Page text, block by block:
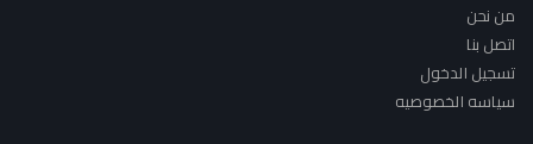
من نحن
اتصل بنا
تسجيل الدخول
سياسه الخصوصيه